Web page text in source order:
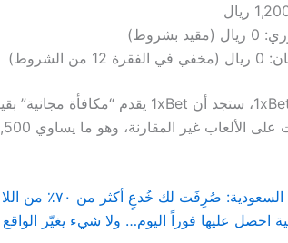
الشروط)
صُرِفَت لك خُدعٍ أكثر من ٧٠٪ من اللاعبين